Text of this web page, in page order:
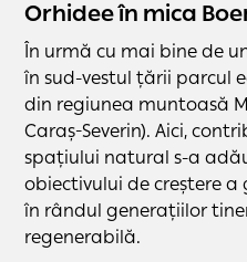
Orhidee în mica
În urmă cu mai bine de
în sud-vestul țării parcul
din regiunea muntoasă
Caraș-Severin). Aici,
spațiului natural s-a
obiectivului de creștere
în rândul generațiilor
regenerabilă.